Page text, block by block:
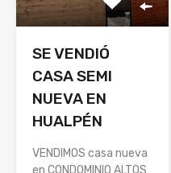
SE VENDIÓ
CASA SEMI
NUEVA EN
HUALPÉN
VENDIMOS casa nueva
en CONDOMINIO ALTOS